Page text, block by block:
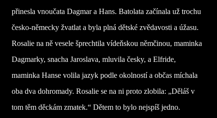
přinesla vnoučata Dagmar a Hans. Batolata začínala už trochu
česko-německy žvatlat a byla plná dětské zvědavosti a úžasu.
Rosalie na ně vesele šprechtila vídeňskou němčinou, maminka
Dagmarky, snacha Jaroslava, mluvila česky, a Elfride,
maminka Hanse volila jazyk podle okolností a občas míchala
oba dva dohromady. Rosalie se na ni proto zlobila: „Děláš v
tom těm děckám zmatek.“ Dětem to bylo nejspíš jedno.